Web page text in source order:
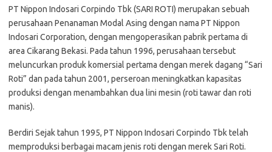
PT Nippon Indosari Corpindo Tbk (SARI ROTI) merupakan sebuah
perusahaan Penanaman Modal Asing dengan nama PT Nippon
Indosari Corporation, dengan mengoperasikan pabrik pertama di
area Cikarang Bekasi. Pada tahun 1996, perusahaan tersebut
meluncurkan produk komersial pertama dengan merek dagang “Sari
Roti” dan pada tahun 2001, perseroan meningkatkan kapasitas
produksi dengan menambahkan dua lini mesin (roti tawar dan roti
manis).
Berdiri Sejak tahun 1995, PT Nippon Indosari Corpindo Tbk telah
memproduksi berbagai macam jenis roti dengan merek Sari Roti.